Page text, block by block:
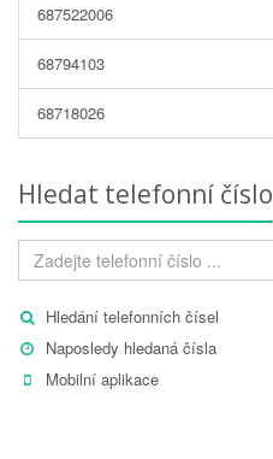
687522006
68794103
68718026
Hledat telefonní číslo
Hledání telefonních čísel
Naposledy hledaná čísla
Mobilní aplikace